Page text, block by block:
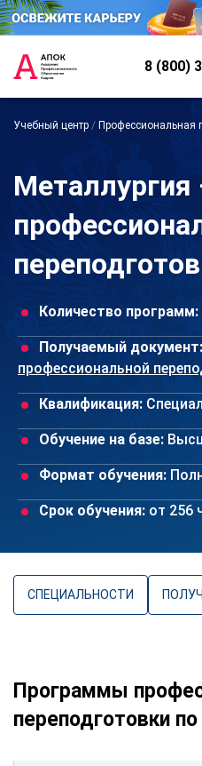
8 (800)
Учебный центр / Профессиональная
Количество программ:
Получаемый документ:
профессиональной
Квалификация:
Обучение на базе:
Формат обучения:
Срок обучения: от 256
СПЕЦИАЛЬНОСТИ
Программы
переподготовки